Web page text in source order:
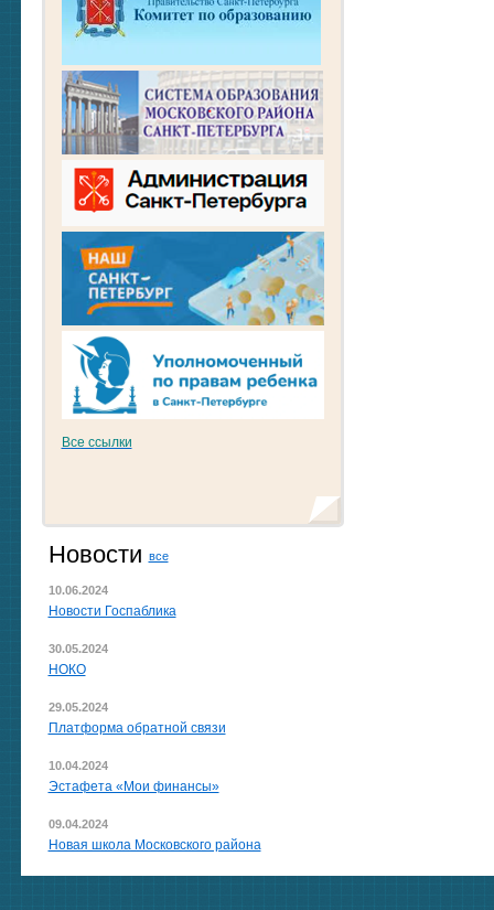
Все ссылки
Новостивсе
10.06.2024
Новости Госпаблика
30.05.2024
НОКО
29.05.2024
Платформа обратной связи
10.04.2024
Эстафета «Мои финансы»
09.04.2024
Новая школа Московского района